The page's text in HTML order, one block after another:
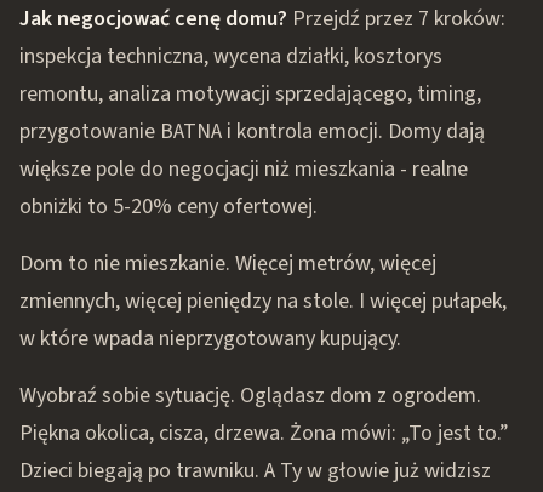
Jak negocjować cenę domu? Przejdź przez 7 kroków:
inspekcja techniczna, wycena działki, kosztorys
remontu, analiza motywacji sprzedającego, timing,
przygotowanie BATNA i kontrola emocji. Domy dają
większe pole do negocjacji niż mieszkania - realne
obniżki to 5-20% ceny ofertowej.
Dom to nie mieszkanie. Więcej metrów, więcej
zmiennych, więcej pieniędzy na stole. I więcej pułapek,
w które wpada nieprzygotowany kupujący.
Wyobraź sobie sytuację. Oglądasz dom z ogrodem.
Piękna okolica, cisza, drzewa. Żona mówi: „To jest to.”
Dzieci biegają po trawniku. A Ty w głowie już widzisz